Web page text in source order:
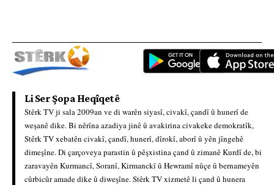
Li Ser Şopa Heqîqetê
Stêrk TV ji sala 2009an ve di warên siyasî, civakî, çandî û hunerî de
weşanê dike. Bi nêrîna azadiya jinê û avakirina civakeke demokratîk,
Stêrk TV xebatên civakî, çandî, hunerî, dîrokî, aborî û yên jîngehê
dimeşîne. Di çarçoveya parastin û pêşxistina çand û zimanê Kurdî de, bi
zaravayên Kurmancî, Soranî, Kirmanckî û Hewramî nûçe û bernameyên
cûrbicûr amade dike û diweşîne. Stêrk TV xizmetê li çand û hunera